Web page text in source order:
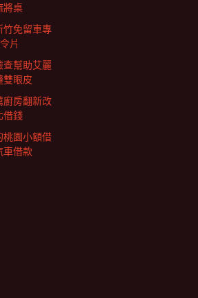
將桌
竹免留車專
片
查幫助艾麗
雙眼皮
廚房翻新改
借錢
桃園小額借
車借款